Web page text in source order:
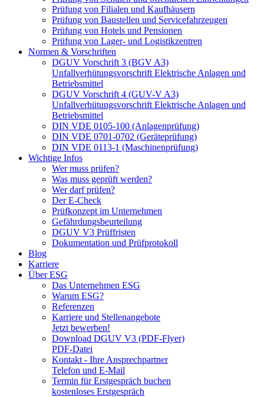
Prüfung von Filialen und Kaufhäusern
Prüfung von Baustellen und Servicefahrzeugen
Prüfung von Hotels und Pensionen
Prüfung von Lager- und Logistikzentren
Normen & Vorschriften
DGUV Vorschrift 3 (BGV A3)
Unfallverhütungsvorschrift Elektrische Anlagen und
Betriebsmittel
DGUV Vorschrift 4 (GUV-V A3)
Unfallverhütungsvorschrift Elektrische Anlagen und
Betriebsmittel
DIN VDE 0105-100 (Anlagenprüfung)
DIN VDE 0701-0702 (Geräteprüfung)
DIN VDE 0113-1 (Maschinenprüfung)
Wichtige Infos
Wer muss prüfen?
Was muss geprüft werden?
Wer darf prüfen?
Der E-Check
Prüfkonzept im Unternehmen
Gefährdungsbeurteilung
DGUV V3 Prüffristen
Dokumentation und Prüfprotokoll
Blog
Karriere
Über ESG
Das Unternehmen ESG
Warum ESG?
Referenzen
Karriere und Stellenangebote
Jetzt bewerben!
Download DGUV V3 (PDF-Flyer)
PDF-Datei
Kontakt - Ihre Ansprechpartner
Telefon und E-Mail
Termin für Erstgespräch buchen
kostenloses Erstgespräch